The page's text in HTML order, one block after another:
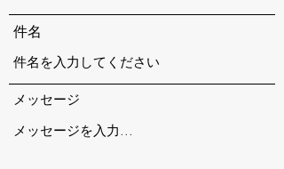
件名
メッセージ